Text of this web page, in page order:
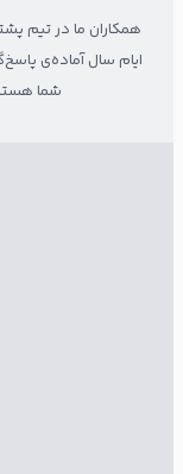
همکاران ما در تیم
ایام سال آماده‌ی
شما